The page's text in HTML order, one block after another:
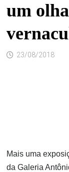
um
23/08/2018
Mais uma
da Galeria